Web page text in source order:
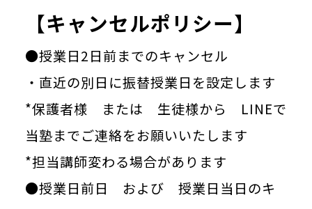
【キャンセルポリシー】
●授業日2日前までのキャンセル
・直近の別日に振替授業日を設定します
*保護者様 または 生徒様から LINEで
当塾までご連絡をお願いいたします
*担当講師変わる場合があります
●授業日前日 および 授業日当日のキ